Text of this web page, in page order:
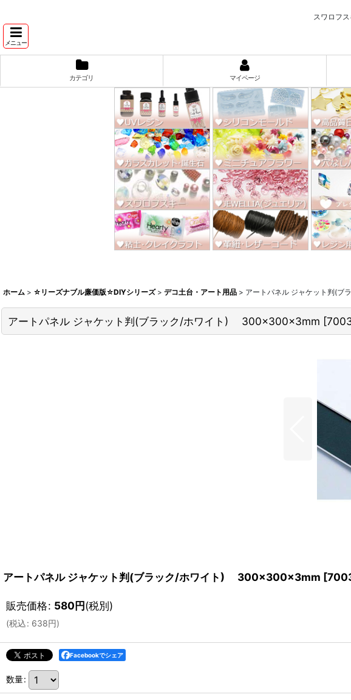
スワロフ
メニュー
カテゴリ マイページ
ホーム > ☆リーズナブル廉価版☆DIYシリーズ > デコ土台・アート用品 > アートパネル ジャケット判(
アートパネル ジャケット判(ブラック/ホワイト) 300×300×3mm [
アートパネル ジャケット判(ブラック/ホワイト) 300×300×3mm [
販売価格: 580円(税別)
(税込: 638円)
Facebookでシェア
数量: